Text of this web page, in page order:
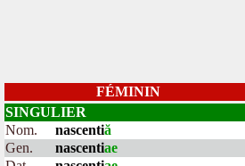
FÉMININ
SINGULIER
Nom.
nascentiă
Gen.
nascentiae